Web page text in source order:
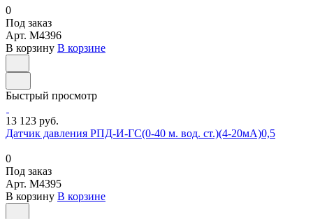
0
Под заказ
Арт. M4396
В корзину В корзине
Быстрый просмотр
13 123 руб.
Датчик давления РПД-И-ГС(0-40 м. вод. ст.)(4-20мА)0,5
0
Под заказ
Арт. M4395
В корзину В корзине